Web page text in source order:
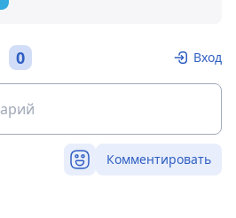
0 Вход
Комментировать